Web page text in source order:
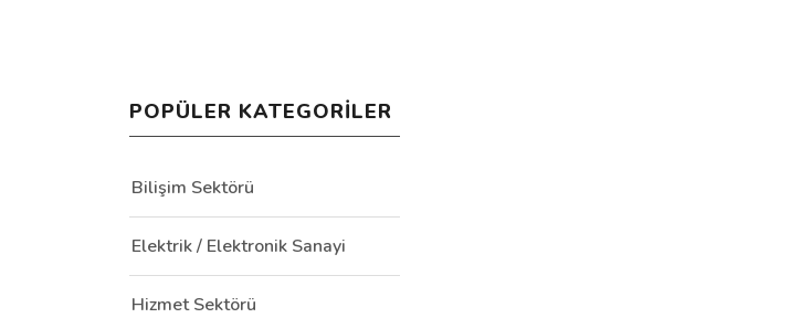
POPÜLER KATEGORILER
Bilişim Sektörü
Elektrik / Elektronik Sanayi
Hizmet Sektörü